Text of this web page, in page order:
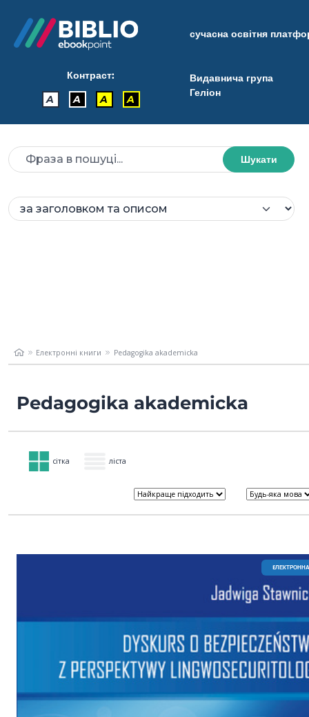
сучасна освітня
Контраст:
A
A A A
Видавнича група
Геліон
Шукати
Електронні книги Pedagogika akademicka
Pedagogika akademicka
сітка ліста